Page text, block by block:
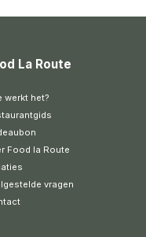
La Route
werkt het?
Food la Route
vragen